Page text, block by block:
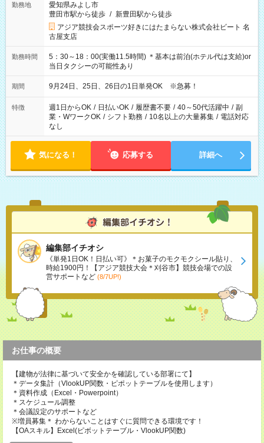
勤務地
愛知県みよし市
豊田市駅から徒歩 / 新豊田駅から徒歩
アジア競技会スポーツ好きにはたまらない株式会社ビート 名
古屋支店
勤務時間
5：30～18：00(実働11.5時間) ＊基本は前泊(ホテル代は支給)or
当日タクシーの可能性あり
期間 9月24日、25日、26日の1日単発OK ※急募！
特徴 週1日からOK / 日払いOK / 履歴書不要 / 40～50代活躍中 / 副
業・WワークOK / シフト勤務 / 10名以上の大量募集 / 電話対応
なし
気になる！ 応募する 詳細へ
編集部イチオシ
《単発1日OK！日払い可》＊お菓子のモクモクシール貼り、
時給1900円！【アジア競技大会＊刈谷市】競技会場での設
営サポートなど (8/7UP!)
お仕事の概要
【建物が法律に基づいて安全かを確認している部署にて】
＊データ集計（VlookUP関数・ピポットテーブルを使用します）
＊資料作成（Excel・Powerpoint）
＊スケジュール調整
＊会議設定のサポートなど
※増員募集＊ わからないことはすぐに質問できる環境です！
【OAスキル】Excel(ピボットテーブル・VlookUP関数)